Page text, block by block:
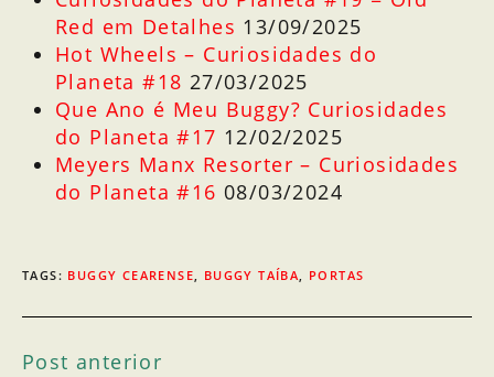
Red em Detalhes 13/09/2025
Hot Wheels – Curiosidades do
Planeta #18 27/03/2025
Que Ano é Meu Buggy? Curiosidades
do Planeta #17 12/02/2025
Meyers Manx Resorter – Curiosidades
do Planeta #16 08/03/2024
TAGS: BUGGY CEARENSE, BUGGY TAÍBA, PORTAS
Post anterior